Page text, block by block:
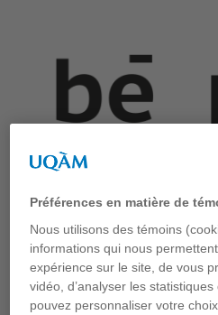
Risées
Vidéo
Vidéo présentée dans le cadre
November 2021,Pavillon virtuel
Préférences en matière de
Nous utilisons des témoins
informations qui nous
expérience sur le site, de vous
vidéo, d’analyser les
pouvez personnaliser votre